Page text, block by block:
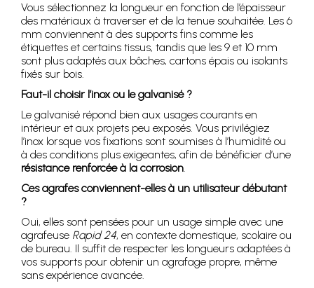
Vous sélectionnez la longueur en fonction de l’épaisseur
des matériaux à traverser et de la tenue souhaitée. Les 6
mm conviennent à des supports fins comme les
étiquettes et certains tissus, tandis que les 9 et 10 mm
sont plus adaptés aux bâches, cartons épais ou isolants
fixés sur bois.
Faut-il choisir l’inox ou le galvanisé ?
Le galvanisé répond bien aux usages courants en
intérieur et aux projets peu exposés. Vous privilégiez
l’inox lorsque vos fixations sont soumises à l’humidité ou
à des conditions plus exigeantes, afin de bénéficier d’une
résistance renforcée à la corrosion.
Ces agrafes conviennent-elles à un utilisateur débutant
?
Oui, elles sont pensées pour un usage simple avec une
agrafeuse Rapid 24, en contexte domestique, scolaire ou
de bureau. Il suffit de respecter les longueurs adaptées à
vos supports pour obtenir un agrafage propre, même
sans expérience avancée.